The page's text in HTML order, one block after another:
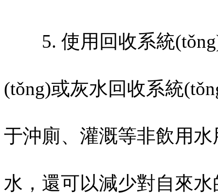
5. 使用回收系統
(tǒng)或灰水回收系統
于沖廁、灌溉等非飲用水
水，還可以減少對自來